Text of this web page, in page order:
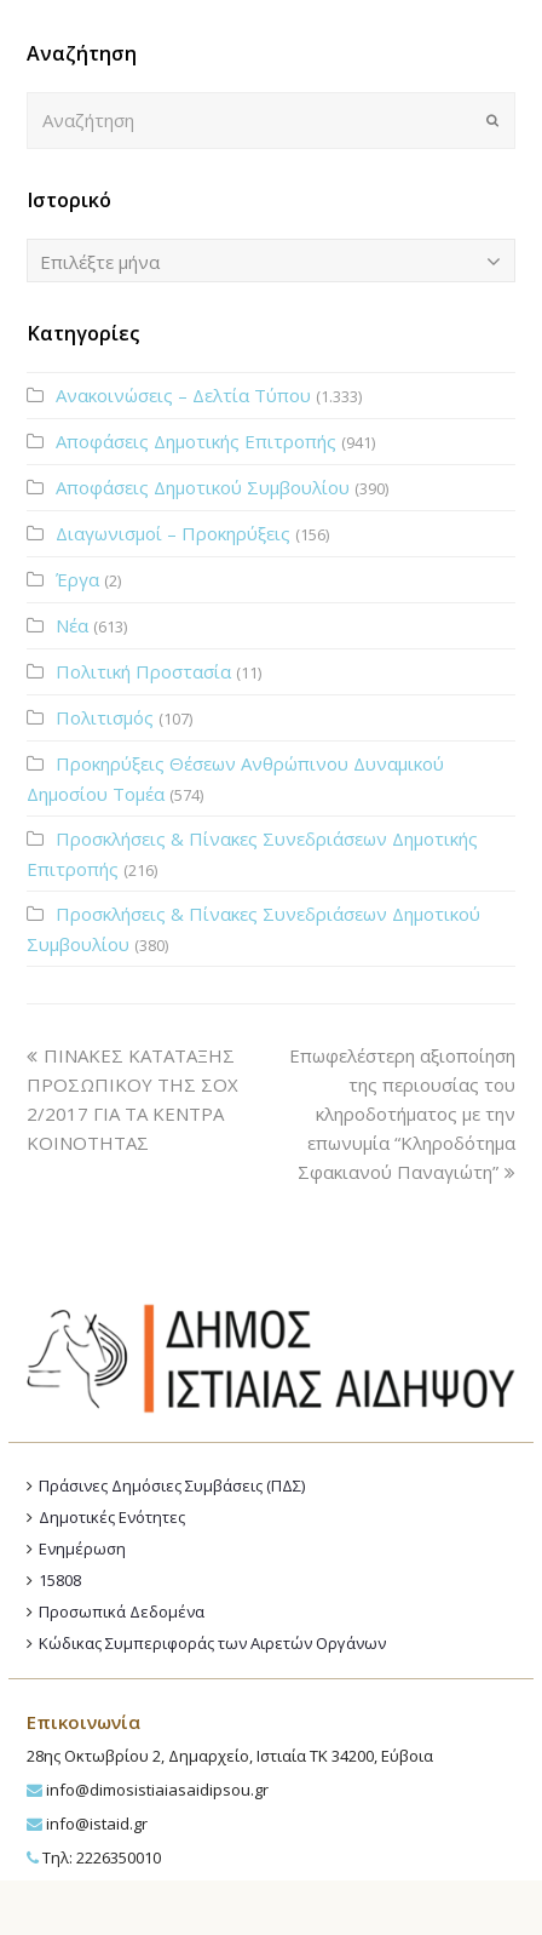
Αναζήτηση
Submit
Ιστορικό
Ιστορικό
Επιλέξτε μήνα
Κατηγορίες
Ανακοινώσεις – Δελτία Τύπου (1.333)
Αποφάσεις Δημοτικής Επιτροπής (941)
Αποφάσεις Δημοτικού Συμβουλίου (390)
Διαγωνισμοί – Προκηρύξεις (156)
Έργα (2)
Νέα (613)
Πολιτική Προστασία (11)
Πολιτισμός (107)
Προκηρύξεις Θέσεων Ανθρώπινου Δυναμικού
Δημοσίου Τομέα (574)
Προσκλήσεις & Πίνακες Συνεδριάσεων Δημοτικής
Επιτροπής (216)
Προσκλήσεις & Πίνακες Συνεδριάσεων Δημοτικού
Συμβουλίου (380)
ΠΙΝΑΚΕΣ ΚΑΤΑΤΑΞΗΣ
ΠΡΟΣΩΠΙΚΟΥ ΤΗΣ ΣΟΧ
2/2017 ΓΙΑ ΤΑ ΚΕΝΤΡΑ
ΚΟΙΝΟΤΗΤΑΣ
Επωφελέστερη αξιοποίηση
της περιουσίας του
κληροδοτήματος με την
επωνυμία “Κληροδότημα
Σφακιανού Παναγιώτη”
Πράσινες Δημόσιες Συμβάσεις (ΠΔΣ)
Δημοτικές Ενότητες
Ενημέρωση
15808
Προσωπικά Δεδομένα
Κώδικας Συμπεριφοράς των Αιρετών Οργάνων
Επικοινωνία
28ης Οκτωβρίου 2, Δημαρχείο, Ιστιαία ΤΚ 34200, Εύβοια
info@dimosistiaiasaidipsou.gr
info@istaid.gr
Τηλ: 2226350010